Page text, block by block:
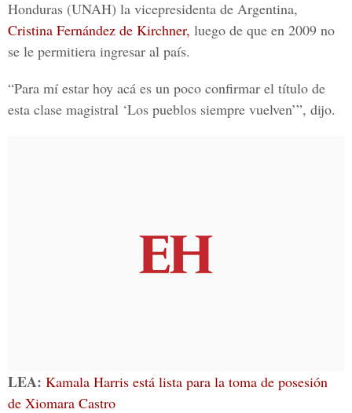
Honduras (UNAH) la vicepresidenta de Argentina,
Cristina Fernández de Kirchner, luego de que en 2009 no
se le permitiera ingresar al país.
“Para mí estar hoy acá es un poco confirmar el título de
esta clase magistral ‘Los pueblos siempre vuelven’”, dijo.
LEA: Kamala Harris está lista para la toma de posesión
de Xiomara Castro